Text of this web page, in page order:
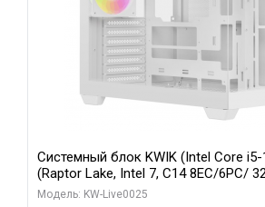
Системный блок KWIK (Intel Core i5-
(Raptor Lake, Intel 7, C14 8EC/6PC/
модуля)/ Gigabyte RTX5060
Модель: KW-Live0025